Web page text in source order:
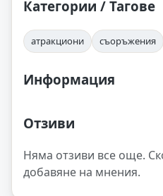
Категории / Тагове
атракциони съоръжения
Информация
Отзиви
Няма отзиви все още.
добавяне на мнения.